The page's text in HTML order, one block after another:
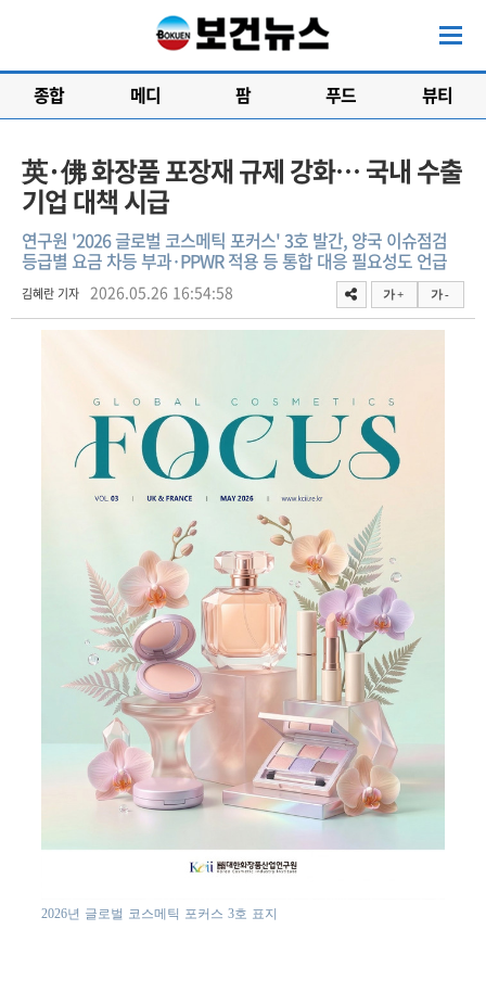
종합 메디 팜 푸드 뷰티
英·佛 화장품 포장재 규제 강화… 국내 수출
기업 대책 시급
연구원 '2026 글로벌 코스메틱 포커스' 3호 발간, 양국 이슈점검
등급별 요금 차등 부과·PPWR 적용 등 통합 대응 필요성도 언급
김혜란 기자 2026.05.26 16:54:58 가 + 가 -
2026년 글로벌 코스메틱 포커스 3호 표지